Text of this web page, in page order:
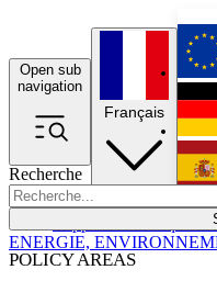
Open sub
navigation
Recherche
POLICY AREAS
Français
ENERGIE,